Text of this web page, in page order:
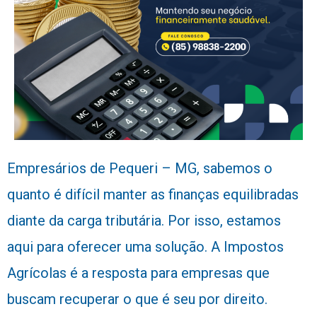
Empresários de Pequeri – MG, sabemos o
quanto é difícil manter as finanças equilibradas
diante da carga tributária. Por isso, estamos
aqui para oferecer uma solução. A Impostos
Agrícolas é a resposta para empresas que
buscam recuperar o que é seu por direito.